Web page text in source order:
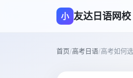
小 友达日语网校
首页/高考日语/高考如何